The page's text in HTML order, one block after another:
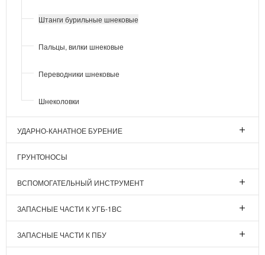
Штанги бурильные шнековые
Пальцы, вилки шнековые
Переводники шнековые
Шнеколовки
УДАРНО-КАНАТНОЕ БУРЕНИЕ
ГРУНТОНОСЫ
ВСПОМОГАТЕЛЬНЫЙ ИНСТРУМЕНТ
ЗАПАСНЫЕ ЧАСТИ К УГБ-1ВС
ЗАПАСНЫЕ ЧАСТИ К ПБУ